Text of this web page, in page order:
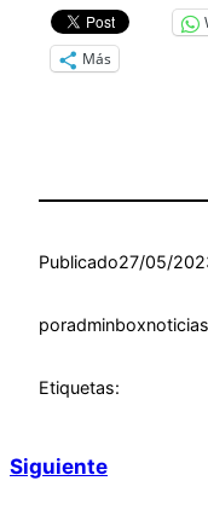
Más
Publicado27/05/
poradminboxnoticias
Etiquetas:
Siguiente